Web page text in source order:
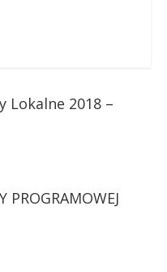
Lokalne 2018 –
PROGRAMOWEJ